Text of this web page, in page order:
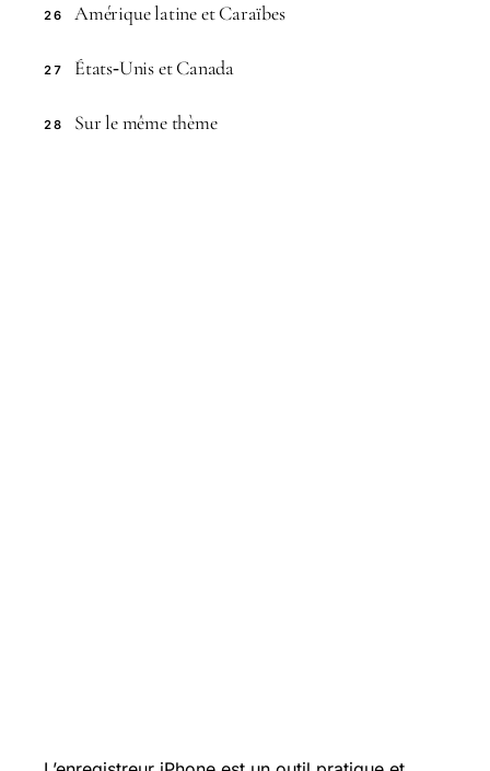
26 Amérique latine et Caraïbes
27 États‑Unis et Canada
28 Sur le même thème